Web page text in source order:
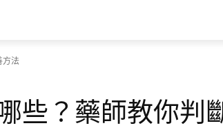
方法
些？藥師教你判